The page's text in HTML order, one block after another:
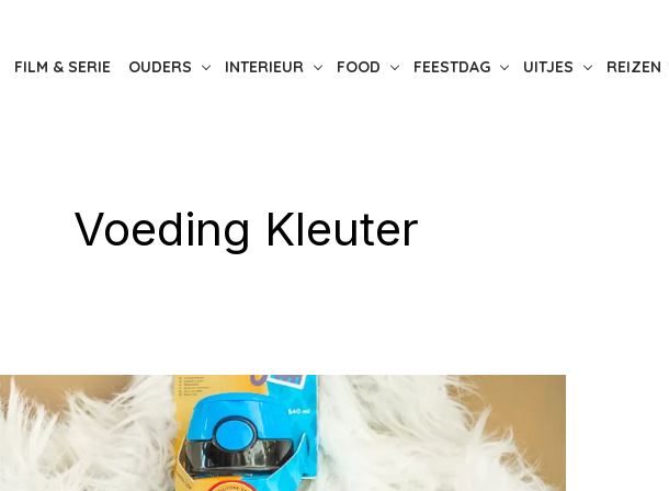
FILM & SERIE OUDERS INTERIEUR FOOD FEESTDAG UITJES REIZEN
Voeding Kleuter